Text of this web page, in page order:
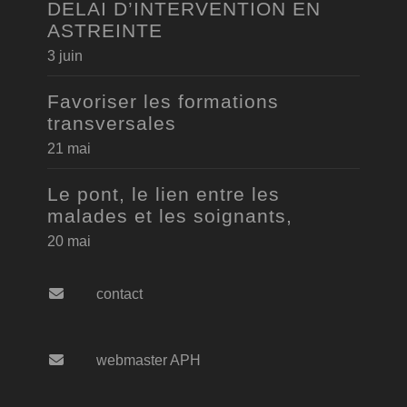
DELAI D’INTERVENTION EN
ASTREINTE
3 juin
Favoriser les formations
transversales
21 mai
Le pont, le lien entre les
malades et les soignants,
20 mai
contact
webmaster APH